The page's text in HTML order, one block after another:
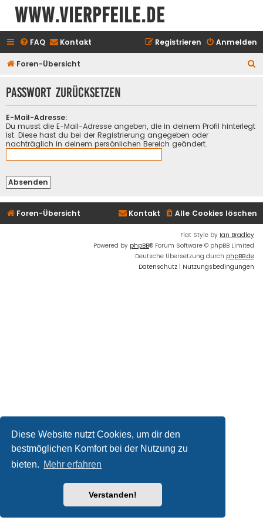
Diese Website nutzt Cookies, um dir den
bestmöglichen Komfort bei der Nutzung zu
bieten. Mehr erfahren
Verstanden!
www.vierpfeile.de
FAQ Kontakt Anmelden
Registrieren
Foren-Übersicht
h
Passwort zurücksetzen
E-Mail-Adresse:
Du musst die E-Mail-Adresse angeben, die in deinem Profil hinterlegt
ist. Diese hast du bei der Registrierung angegeben oder
nachträglich in deinem persönlichen Bereich geändert.
Foren-Übersicht Alle Cookies löschen
Kontakt
Flat Style by Ian Bradley
Powered by phpBB® Forum Software © phpBB Limited
Deutsche Übersetzung durch phpBB.de
Datenschutz | Nutzungsbedingungen